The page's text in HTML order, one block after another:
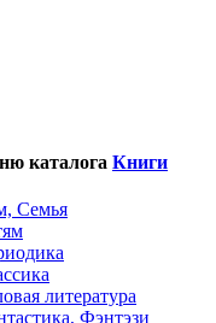
каталога Книги
Семья
литература
Фэнтэзи